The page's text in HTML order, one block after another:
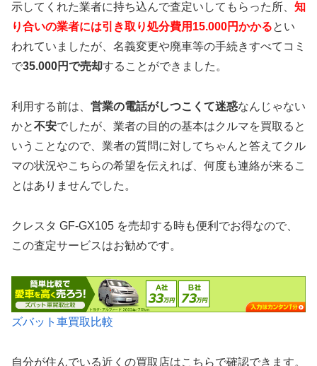
示してくれた業者に持ち込んで査定いしてもらった所、 知
り合いの業者には引き取り処分費用15.000円かかるとい
われていましたが、名義変更や廃車等の手続きすべてコミ
で35.000円で売却することができました。
利用する前は、 営業の電話がしつこくて迷惑なんじゃない
かと不安でしたが、業者の目的の基本はクルマを買取ると
いうことなので、業者の質問に対してちゃんと答えてクル
マの状況やこちらの希望を伝えれば、何度も連絡が来るこ
とはありませんでした。
クレスタ GF-GX105 を売却する時も便利でお得なので、
この査定サービスはお勧めです。
ズバット車買取比較
自分が住んでいる近くの買取店はこちらで確認できます。